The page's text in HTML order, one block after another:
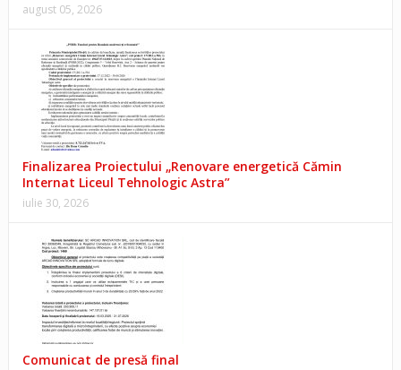
august 05, 2026
Finalizarea Proiectului „Renovare energetică Cămin
Internat Liceul Tehnologic Astra”
iulie 30, 2026
Comunicat de presă final